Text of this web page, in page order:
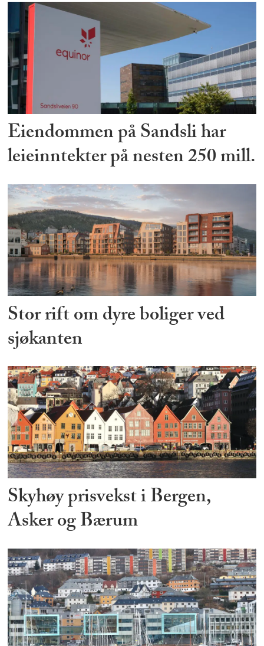
Eiendommen på Sandsli har
leieinntekter på nesten 250 mill.
Stor rift om dyre boliger ved
sjøkanten
Skyhøy prisvekst i Bergen,
Asker og Bærum